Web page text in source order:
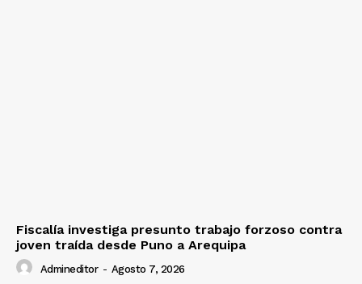
Fiscalía investiga presunto trabajo forzoso contra
joven traída desde Puno a Arequipa
Admineditor - Agosto 7, 2026